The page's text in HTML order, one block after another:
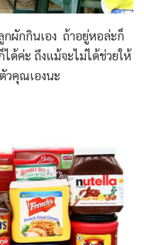
กผักกินเอง ถ้าอยู่หอล่ะก็
ด้ค่ะ ถึงแม้จะไม่ได้ช่วยให้
วคุณเองนะ